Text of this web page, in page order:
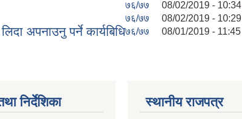
७६/७७ 08/02/2019 - 10:34
७६/७७ 08/02/2019 - 10:29
अपनाउनु पर्ने कार्यबिधि७६/७७ 08/01/2019 - 11:45
निर्देशिका स्थानीय राजपत्र